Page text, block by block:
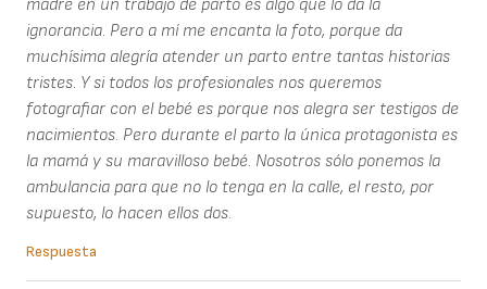
madre en un trabajo de parto es algo que lo da la
ignorancia. Pero a mí me encanta la foto, porque da
muchísima alegría atender un parto entre tantas historias
tristes. Y si todos los profesionales nos queremos
fotografiar con el bebé es porque nos alegra ser testigos de
nacimientos. Pero durante el parto la única protagonista es
la mamá y su maravilloso bebé. Nosotros sólo ponemos la
ambulancia para que no lo tenga en la calle, el resto, por
supuesto, lo hacen ellos dos.
Respuesta